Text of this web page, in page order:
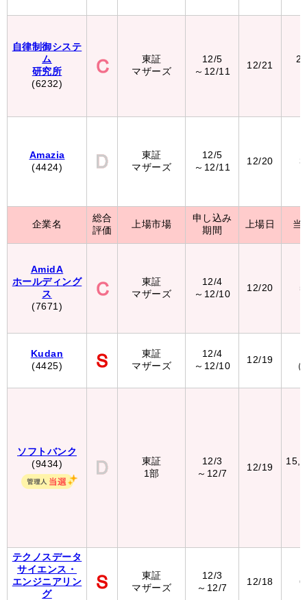
自律制御システ
ム
研究所
(6232)
Amazia
(4424)
企業名
AmidA
ホールディング
ス
(7671)
Kudan
(4425)
ソフトバンク
(9434)
テクノスデータ
サイエンス・
エンジニアリン
グ
東証
マザーズ
12/5
～12/11
12/21
東証
マザーズ
12/5
～12/11
12/20
総合
評価
上場市場
申し込み
期間
上場日 当
東証
マザーズ
12/4
～12/10
12/20
東証
マザーズ
12/4
～12/10
12/19
（
東証
1部
12/3
～12/7
12/19
東証
マザーズ
12/3
～12/7
12/18